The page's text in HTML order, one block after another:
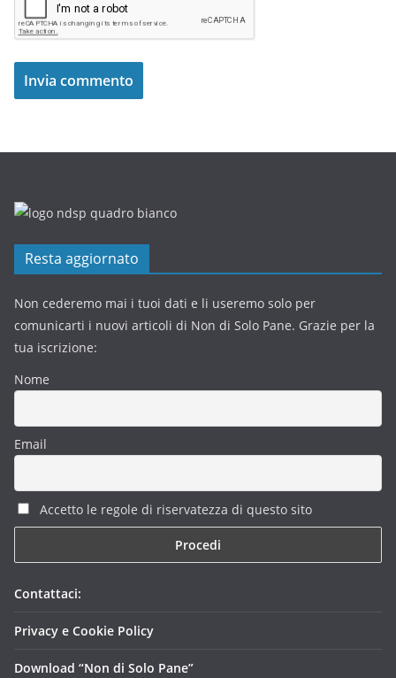
Resta aggiornato
Non cederemo mai i tuoi dati e li useremo solo per
comunicarti i nuovi articoli di Non di Solo Pane. Grazie per la
tua iscrizione:
Nome
Email
Accetto le regole di riservatezza di questo sito
Contattaci:
Privacy e Cookie Policy
Download “Non di Solo Pane”